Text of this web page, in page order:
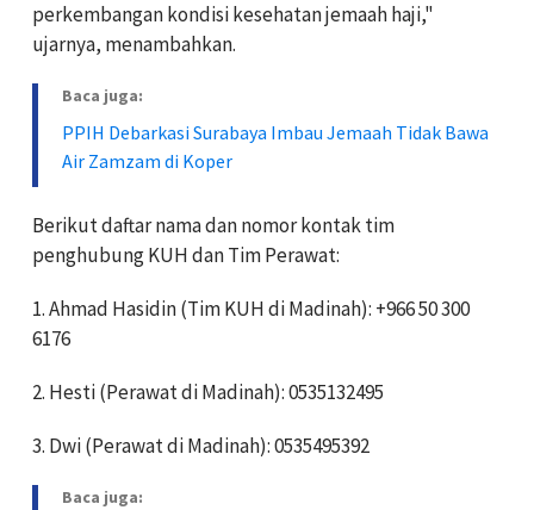
perkembangan kondisi kesehatan jemaah haji,"
ujarnya, menambahkan.
Baca juga:
PPIH Debarkasi Surabaya Imbau Jemaah Tidak Bawa
Air Zamzam di Koper
Berikut daftar nama dan nomor kontak tim
penghubung KUH dan Tim Perawat:
1. Ahmad Hasidin (Tim KUH di Madinah): +966 50 300
6176
2. Hesti (Perawat di Madinah): 0535132495
3. Dwi (Perawat di Madinah): 0535495392
Baca juga: